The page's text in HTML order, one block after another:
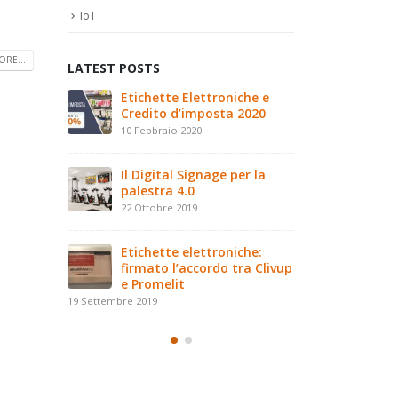
IoT
LATEST POSTS
Etichette Elettroniche e
Credito d’imposta 2020
10 Febbraio 2020
Il Digital Signage per la
palestra 4.0
22 Ottobre 2019
Etichette elettroniche:
firmato l’accordo tra Clivup
e Promelit
19 Settembre 2019